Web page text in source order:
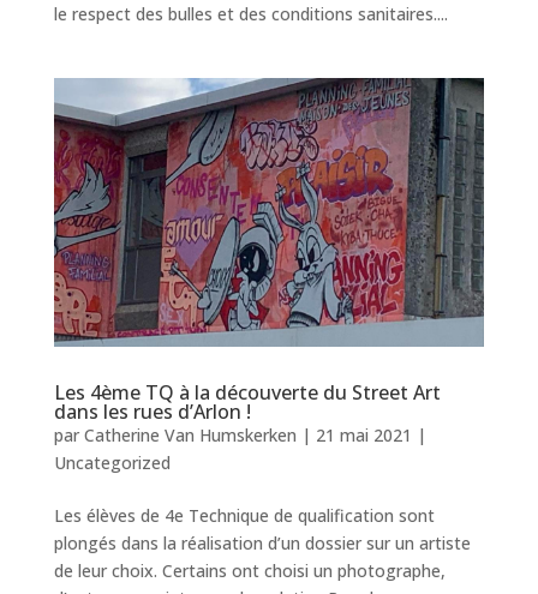
le respect des bulles et des conditions sanitaires....
Les 4ème TQ à la découverte du Street Art
dans les rues d’Arlon !
par Catherine Van Humskerken | 21 mai 2021 |
Uncategorized
Les élèves de 4e Technique de qualification sont
plongés dans la réalisation d’un dossier sur un artiste
de leur choix. Certains ont choisi un photographe,